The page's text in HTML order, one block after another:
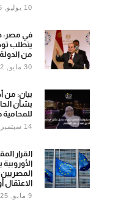
10 يوليو, 2025
في مصر:
يتطلب
من الدولة
30 مايو, 2022
بيان: من
بشأن
14 سبتمبر, 2025
القرار
الاعتقال
9 مايو, 2025